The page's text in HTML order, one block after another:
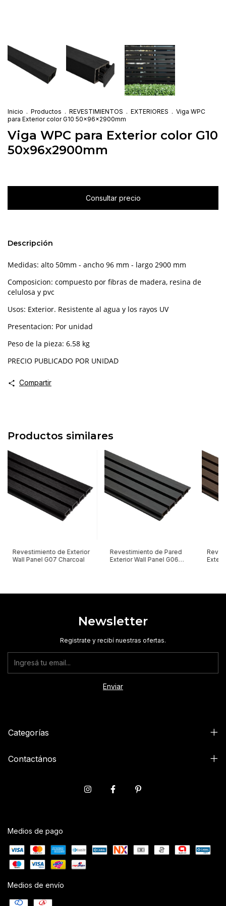
Inicio . Productos . REVESTIMIENTOS . EXTERIORES . Viga WPC
para Exterior color G10 50x96x2900mm
Viga WPC para Exterior color G10
50x96x2900mm
Descripción
Medidas: alto 50mm - ancho 96 mm - largo 2900 mm
Composicion: compuesto por fibras de madera, resina de
celulosa y pvc
Usos: Exterior. Resistente al agua y los rayos UV
Presentacion: Por unidad
Peso de la pieza: 6.58 kg
PRECIO PUBLICADO POR UNIDAD
Compartir
Productos similares
Revestimiento de Exterior
Wall Panel G07 Charcoal
Revestimiento de Pared
Exterior Wall Panel G06
Newsletter
Registrate y recibí nuestras ofertas.
Categorías
Contactános
Medios de pago
Medios de envío